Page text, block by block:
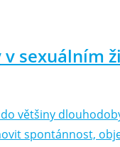
sexuálním
většiny
spontánnost,